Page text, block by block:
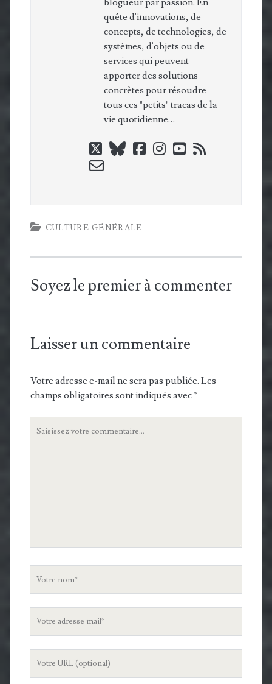
blogueur par passion. En
quête d'innovations, de
concepts, de technologies, de
systèmes, d'objets ou de
services qui peuvent
apporter des solutions
concrètes pour résoudre
tous ces "petits" tracas de la
vie quotidienne…
twitterblueskyfacebook
instagram
youtube
rss
email-
CULTURE GÉNÉRALE
Soyez le premier à commenter
Laisser un commentaire
Votre adresse e-mail ne sera pas publiée. Les
champs obligatoires sont indiqués avec*
Votre